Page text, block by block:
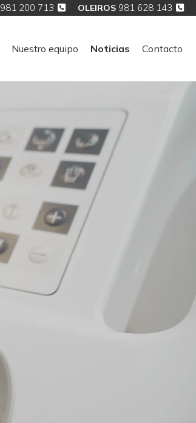
981 200 713 OLEIROS 981 628 143
Nuestro equipo Noticias Contacto